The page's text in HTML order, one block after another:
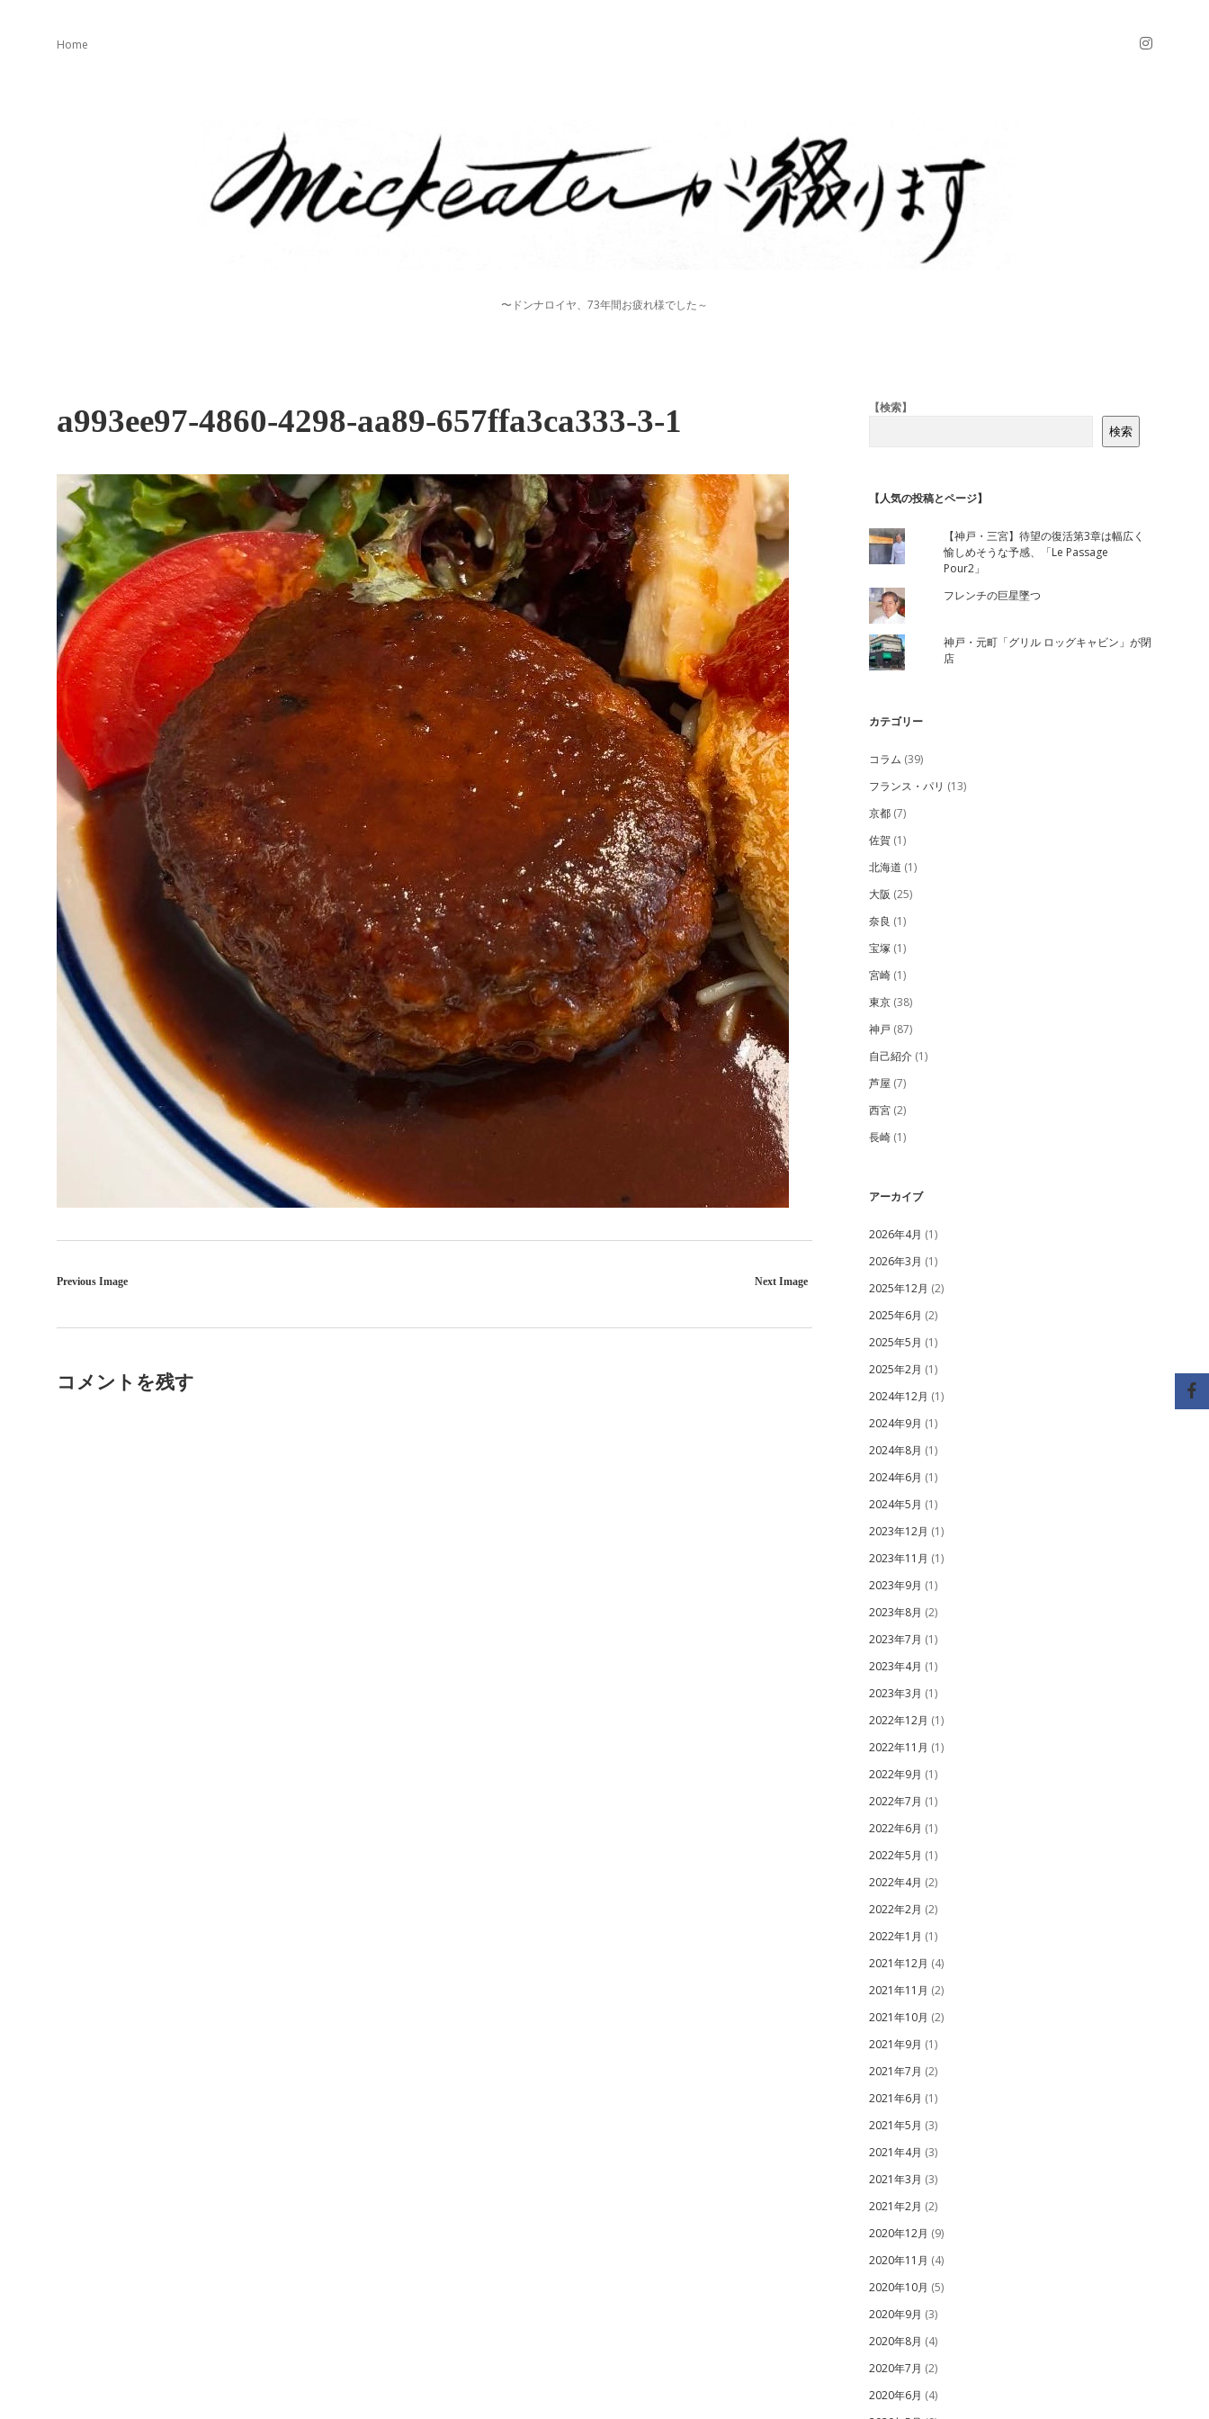
Home
mickeater
が
す
〜ドンナロイヤ、73年間お疲れ様でした～
a993ee97-4860-4298-aa89-657ffa3ca333-3-1
Previous Image Next Image
コメントを残す
Sidebar
【検索】
検索
【人気の投稿とページ】
【神戸・三宮】待望の復活第3章は幅広く
愉しめそうな予感、「Le Passage
Pour2」
フレンチの巨星墜つ
神戸・元町「グリル ロッグキャビン」が閉
店
カテゴリー
コラム (39)
フランス・パリ (13)
京都(7)
佐賀(1)
北海道 (1)
大阪 (25)
奈良 (1)
宝塚(1)
宮崎(1)
東京(38)
神戸 (87)
自己紹介(1)
芦屋 (7)
西宮(2)
長崎(1)
アーカイブ
2026年4月 (1)
2026年3月 (1)
2025年12月 (2)
2025年6月 (2)
2025年5月 (1)
2025年2月 (1)
2024年12月 (1)
2024年9月 (1)
2024年8月 (1)
2024年6月 (1)
2024年5月 (1)
2023年12月 (1)
2023年11月 (1)
2023年9月 (1)
2023年8月 (2)
2023年7月 (1)
2023年4月 (1)
2023年3月 (1)
2022年12月 (1)
2022年11月 (1)
2022年9月 (1)
2022年7月 (1)
2022年6月 (1)
2022年5月 (1)
2022年4月 (2)
2022年2月 (2)
2022年1月 (1)
2021年12月 (4)
2021年11月 (2)
2021年10月 (2)
2021年9月 (1)
2021年7月 (2)
2021年6月 (1)
2021年5月 (3)
2021年4月 (3)
2021年3月 (3)
2021年2月 (2)
2020年12月 (9)
2020年11月 (4)
2020年10月 (5)
2020年9月 (3)
2020年8月 (4)
2020年7月 (2)
2020年6月 (4)